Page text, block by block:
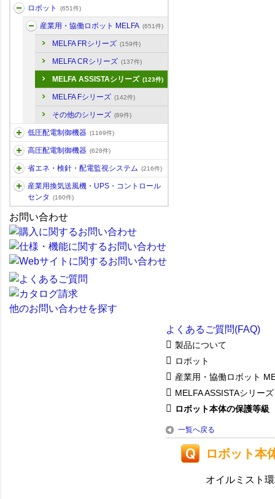
ロボット (651件)
産業用・協働ロボット MELFA (651件)
MELFA FRシリーズ (159件)
MELFA CRシリーズ (137件)
MELFA ASSISTAシリーズ (123件)
MELFA Fシリーズ (142件)
その他のシリーズ (89件)
低圧配電制御機器 (1169件)
高圧配電制御機器 (628件)
省エネ・検針・配電監視システム (216件)
産業用換気送風機・UPS・コントロール
センタ
(160件)
お問い合わせ
他のお問い合わせを探す
よくあるご質問(FAQ)
製品について
ロボット
産業用・協働ロボット
MELFA ASSISTAシリーズ
ロボット本体の保護等級
一覧へ戻る
ロボット本
オイルミスト